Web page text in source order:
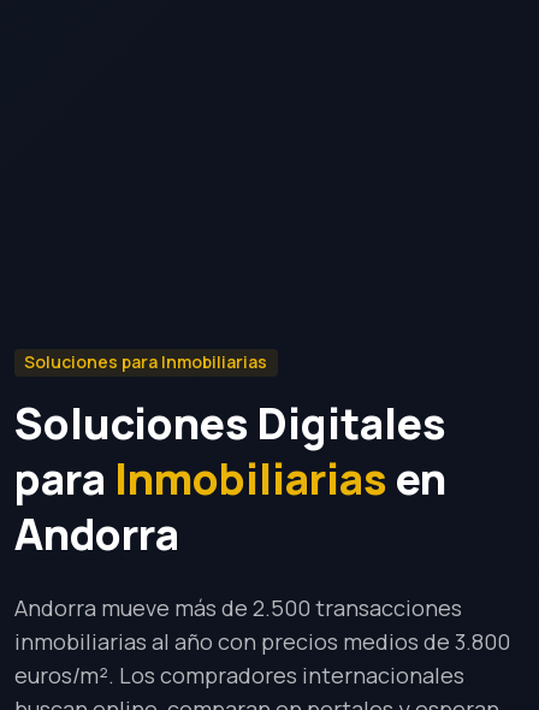
Soluciones para Inmobiliarias
Soluciones Digitales
para Inmobiliariasen
Andorra
Andorra mueve más de 2.500 transacciones
inmobiliarias al año con precios medios de 3.800
euros/m². Los compradores internacionales